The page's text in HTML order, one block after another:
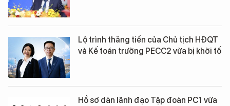
Lộ trình thăng tiến của Chủ tịch HĐQT
và Kế toán trưởng PECC2 vừa bị khởi tố
Hồ sơ dàn lãnh đạo Tập đoàn PC1 vừa